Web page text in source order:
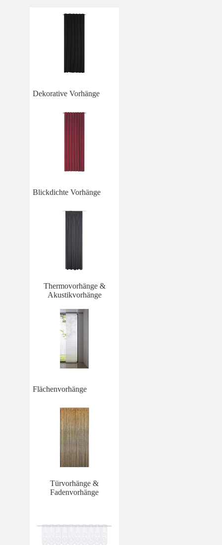
Dekorative Vorhänge
Blickdichte Vorhänge
Thermovorhänge &
Akustikvorhänge
Flächenvorhänge
Türvorhänge &
Fadenvorhänge